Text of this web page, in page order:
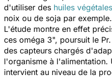
d'utiliser des huiles végétales
noix ou de soja par exemple.
L'étude montre en effet
ces oméga 3", poursuit le
des capteurs chargés
l'organisme à l'alimentation.
intervient au niveau de la